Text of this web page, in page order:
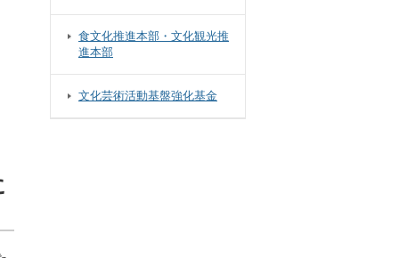
食文化推進本部・文化観光推
進本部
文化芸術活動基盤強化基金